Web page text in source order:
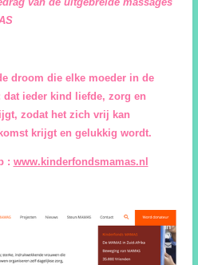
droom die elke moeder in de
ieder kind liefde, zorg en
zodat het zich vrij kan
krijgt en gelukkig wordt.
: www.kinderfondsmamas.nl